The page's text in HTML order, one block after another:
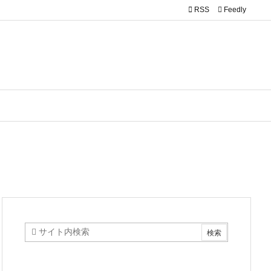
 RSS Feedly